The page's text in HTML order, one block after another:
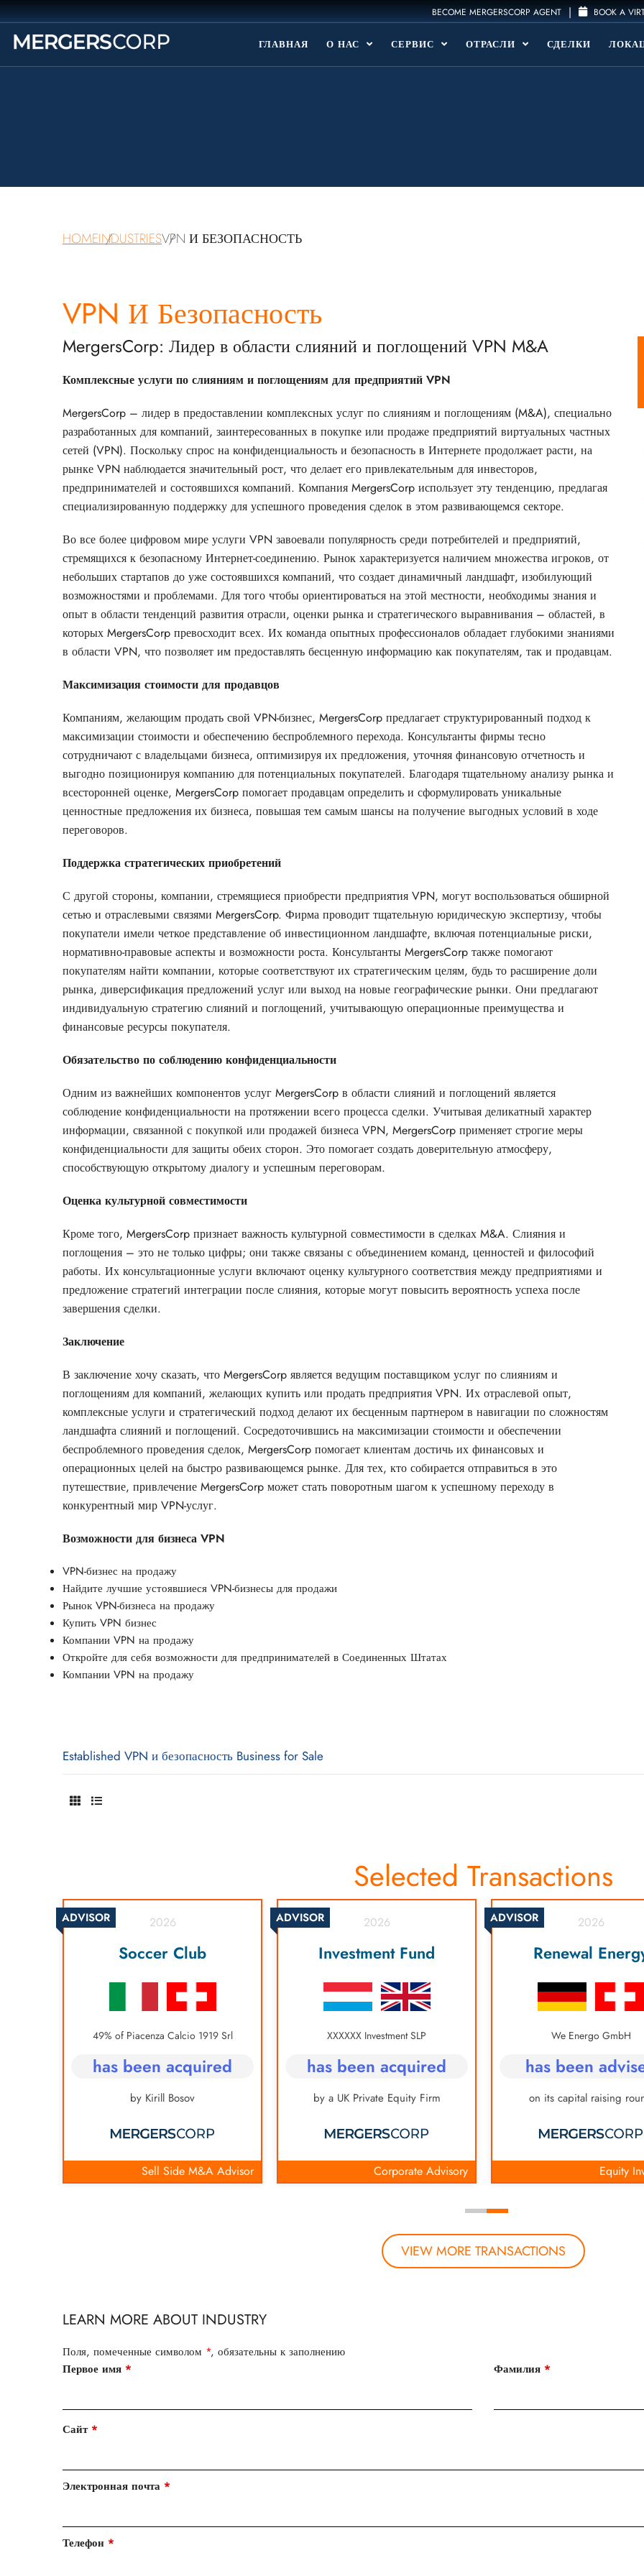
BECOME MERGERSCORP AGENT | BOOK A
ГЛАВНАЯ О НАС СЕРВИС ОТРАСЛИ СДЕЛКИ
HOMEINDUSTRIESVPN И БЕЗОПАСНОСТЬ
VPN И Безопасность
MergersCorp: Лидер в области слияний и поглощений VPN M&A
Комплексные услуги по слияниям и поглощениям для предприятий VPN
MergersCorp – лидер в предоставлении комплексных услуг по слияниям и поглощениям (M&A), специально
разработанных для компаний, заинтересованных в покупке или продаже предприятий виртуальных частных
сетей (VPN). Поскольку спрос на конфиденциальность и безопасность в Интернете продолжает расти, на
рынке VPN наблюдается значительный рост, что делает его привлекательным для инвесторов,
предпринимателей и состоявшихся компаний. Компания MergersCorp использует эту тенденцию, предлагая
специализированную поддержку для успешного проведения сделок в этом развивающемся секторе.
Во все более цифровом мире услуги VPN завоевали популярность среди потребителей и предприятий,
стремящихся к безопасному Интернет-соединению. Рынок характеризуется наличием множества игроков, от
небольших стартапов до уже состоявшихся компаний, что создает динамичный ландшафт, изобилующий
возможностями и проблемами. Для того чтобы ориентироваться на этой местности, необходимы знания и
опыт в области тенденций развития отрасли, оценки рынка и стратегического выравнивания – областей, в
которых MergersCorp превосходит всех. Их команда опытных профессионалов обладает глубокими знаниями
в области VPN, что позволяет им предоставлять бесценную информацию как покупателям, так и продавцам.
Максимизация стоимости для продавцов
Компаниям, желающим продать свой VPN-бизнес, MergersCorp предлагает структурированный подход к
максимизации стоимости и обеспечению беспроблемного перехода. Консультанты фирмы тесно
сотрудничают с владельцами бизнеса, оптимизируя их предложения, уточняя финансовую отчетность и
выгодно позиционируя компанию для потенциальных покупателей. Благодаря тщательному анализу рынка и
всесторонней оценке, MergersCorp помогает продавцам определить и сформулировать уникальные
ценностные предложения их бизнеса, повышая тем самым шансы на получение выгодных условий в ходе
переговоров.
Поддержка стратегических приобретений
С другой стороны, компании, стремящиеся приобрести предприятия VPN, могут воспользоваться обширной
сетью и отраслевыми связями MergersCorp. Фирма проводит тщательную юридическую экспертизу, чтобы
покупатели имели четкое представление об инвестиционном ландшафте, включая потенциальные риски,
нормативно-правовые аспекты и возможности роста. Консультанты MergersCorp также помогают
покупателям найти компании, которые соответствуют их стратегическим целям, будь то расширение доли
рынка, диверсификация предложений услуг или выход на новые географические рынки. Они предлагают
индивидуальную стратегию слияний и поглощений, учитывающую операционные преимущества и
финансовые ресурсы покупателя.
Обязательство по соблюдению конфиденциальности
Одним из важнейших компонентов услуг MergersCorp в области слияний и поглощений является
соблюдение конфиденциальности на протяжении всего процесса сделки. Учитывая деликатный характер
информации, связанной с покупкой или продажей бизнеса VPN, MergersCorp применяет строгие меры
конфиденциальности для защиты обеих сторон. Это помогает создать доверительную атмосферу,
способствующую открытому диалогу и успешным переговорам.
Оценка культурной совместимости
Кроме того, MergersCorp признает важность культурной совместимости в сделках M&A. Слияния и
поглощения – это не только цифры; они также связаны с объединением команд, ценностей и философий
работы. Их консультационные услуги включают оценку культурного соответствия между предприятиями и
предложение стратегий интеграции после слияния, которые могут повысить вероятность успеха после
завершения сделки.
Заключение
В заключение хочу сказать, что MergersCorp является ведущим поставщиком услуг по слияниям и
поглощениям для компаний, желающих купить или продать предприятия VPN. Их отраслевой опыт,
комплексные услуги и стратегический подход делают их бесценным партнером в навигации по сложностям
ландшафта слияний и поглощений. Сосредоточившись на максимизации стоимости и обеспечении
беспроблемного проведения сделок, MergersCorp помогает клиентам достичь их финансовых и
операционных целей на быстро развивающемся рынке. Для тех, кто собирается отправиться в это
путешествие, привлечение MergersCorp может стать поворотным шагом к успешному переходу в
конкурентный мир VPN-услуг.
Возможности для бизнеса VPN
VPN-бизнес на продажу
Найдите лучшие устоявшиеся VPN-бизнесы для продажи
Рынок VPN-бизнеса на продажу
Купить VPN бизнес
Компании VPN на продажу
Откройте для себя возможности для предпринимателей в Соединенных Штатах
Компании VPN на продажу
Established VPN и безопасность Business for Sale
Selected Transactions
ADVISOR 2026
Soccer Club
49% of Piacenza Calcio 1919 Srl
has been acquired
by Kirill Bosov
Sell Side M&A Advisor
ADVISOR 2026
Investment Fund
XXXXXX Investment SLP
has been acquired
by a UK Private Equity Firm
Corporate Advisory
ADVISOR 2026
Renewal
We Energo GmbH
has been
on its capital raising
Equity
VIEW MORE TRANSACTIONS
LEARN MORE ABOUT INDUSTRY
Поля, помеченные символом *, обязательны к заполнению
Первое имя * Фамилия *
Сайт *
Электронная почта *
Телефон *